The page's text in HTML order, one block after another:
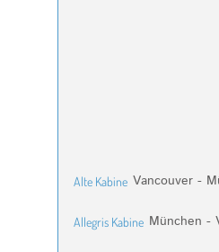
Alte Kabine Vancouver -
Allegris Kabine München -